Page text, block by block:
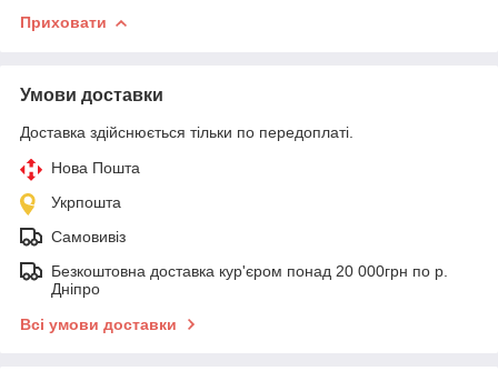
Приховати
Умови доставки
Доставка здійснюється тільки по передоплаті.
Нова Пошта
Укрпошта
Самовивіз
Безкоштовна доставка кур'єром понад 20 000грн по р.
Дніпро
Всі умови доставки